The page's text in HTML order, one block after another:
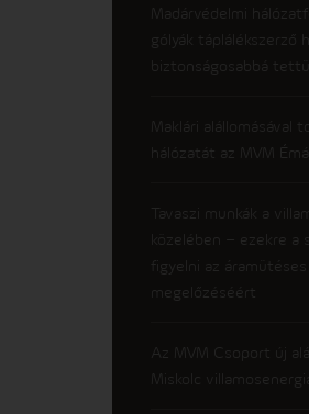
Madárvédelmi
gólyák táplálékszerző
biztonságosabbá
Maklári alállomásával
hálózatát az MVM
Tavaszi munkák a
közelében – ezekre a
figyelni az áramütéses
megelőzéséért
Az MVM Csoport új
Miskolc